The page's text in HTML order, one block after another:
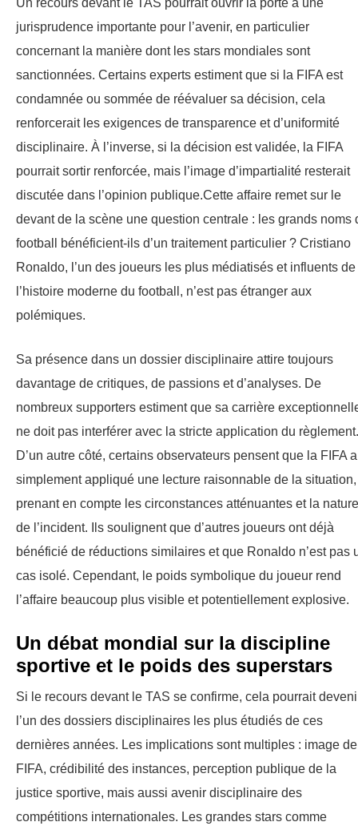
jurisprudence importante pour l’avenir, en particulier
concernant la manière dont les stars mondiales sont
sanctionnées. Certains experts estiment que si la FIFA est
condamnée ou sommée de réévaluer sa décision, cela
renforcerait les exigences de transparence et d’uniformité
disciplinaire. À l’inverse, si la décision est validée, la FIFA
pourrait sortir renforcée, mais l’image d’impartialité resterait
discutée dans l’opinion publique.Cette affaire remet sur le
devant de la scène une question centrale : les grands noms
football bénéficient-ils d’un traitement particulier ? Cristiano
Ronaldo, l’un des joueurs les plus médiatisés et influents de
l’histoire moderne du football, n’est pas étranger aux
polémiques.
Sa présence dans un dossier disciplinaire attire toujours
davantage de critiques, de passions et d’analyses. De
nombreux supporters estiment que sa carrière
ne doit pas interférer avec la stricte application du règlement.
D’un autre côté, certains observateurs pensent que la FIFA a
simplement appliqué une lecture raisonnable de la
prenant en compte les circonstances atténuantes et la nature
de l’incident. Ils soulignent que d’autres joueurs ont déjà
bénéficié de réductions similaires et que Ronaldo n’est pas
cas isolé. Cependant, le poids symbolique du joueur rend
l’affaire beaucoup plus visible et potentiellement explosive.
Un débat mondial sur la discipline
sportive et le poids des superstars
Si le recours devant le TAS se confirme, cela pourrait
l’un des dossiers disciplinaires les plus étudiés de ces
dernières années. Les implications sont multiples : image
FIFA, crédibilité des instances, perception publique de la
justice sportive, mais aussi avenir disciplinaire des
compétitions internationales. Les grandes stars comme